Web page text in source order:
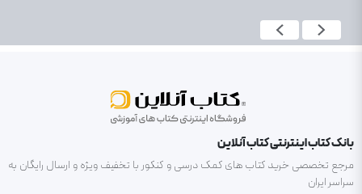
بانک کتاب اینترنتی کتاب آنلاین
مرجع تخصصی خرید کتاب های کمک درسی و کنکور با تخفیف ویژه و ارسال رایگان به
سراسر ایران